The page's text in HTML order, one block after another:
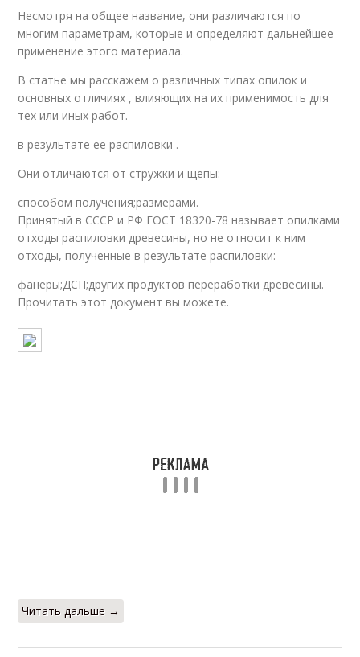
Несмотря на общее название, они различаются по
многим параметрам, которые и определяют дальнейшее
применение этого материала.
В статье мы расскажем о различных типах опилок и
основных отличиях , влияющих на их применимость для
тех или иных работ.
в результате ее распиловки .
Они отличаются от стружки и щепы:
способом получения;размерами.
Принятый в СССР и РФ ГОСТ 18320-78 называет опилками
отходы распиловки древесины, но не относит к ним
отходы, полученные в результате распиловки:
фанеры;ДСП;других продуктов переработки древесины.
Прочитать этот документ вы можете.
Читать дальше →